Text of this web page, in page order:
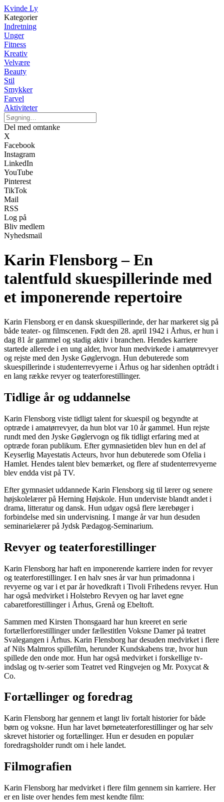
Kvinde Ly
Kategorier
Indretning
Unger
Fitness
Kreativ
Velvære
Beauty
Stil
Smykker
Farvel
Aktiviteter
Del med omtanke
X
Facebook
Instagram
LinkedIn
YouTube
Pinterest
TikTok
Mail
RSS
Log på
Bliv medlem
Nyhedsmail
Karin Flensborg – En
talentfuld skuespillerinde med
et imponerende repertoire
Karin Flensborg er en dansk skuespillerinde, der har markeret sig på
både teater- og filmscenen. Født den 28. april 1942 i Århus, er hun i
dag 81 år gammel og stadig aktiv i branchen. Hendes karriere
startede allerede i en ung alder, hvor hun medvirkede i amatørrevyer
og rejste med den Jyske Gøglervogn. Hun debuterede som
skuespillerinde i studenterrevyerne i Århus og har sidenhen optrådt i
en lang række revyer og teaterforestillinger.
Tidlige år og uddannelse
Karin Flensborg viste tidligt talent for skuespil og begyndte at
optræde i amatørrevyer, da hun blot var 10 år gammel. Hun rejste
rundt med den Jyske Gøglervogn og fik tidligt erfaring med at
optræde foran publikum. Efter gymnasietiden blev hun en del af
Keyserlig Mayestatis Acteurs, hvor hun debuterede som Ofelia i
Hamlet. Hendes talent blev bemærket, og flere af studenterrevyerne
blev endda vist på TV.
Efter gymnasiet uddannede Karin Flensborg sig til lærer og senere
højskolelærer på Herning Højskole. Hun underviste blandt andet i
drama, litteratur og dansk. Hun udgav også flere lærebøger i
forbindelse med sin undervisning. I mange år var hun desuden
seminarielærer på Jydsk Pædagog-Seminarium.
Revyer og teaterforestillinger
Karin Flensborg har haft en imponerende karriere inden for revyer
og teaterforestillinger. I en halv snes år var hun primadonna i
revyerne og var i et par år hovedkraft i Tivoli Frihedens revyer. Hun
har også medvirket i Holstebro Revyen og har lavet egne
cabaretforestillinger i Århus, Grenå og Ebeltoft.
Sammen med Kirsten Thonsgaard har hun kreeret en serie
fortællerforestillinger under fællestitlen Voksne Damer på teatret
Svalegangen i Århus. Karin Flensborg har desuden medvirket i flere
af Nils Malmros spillefilm, herunder Kundskabens træ, hvor hun
spillede den onde mor. Hun har også medvirket i forskellige tv-
indslag og tv-serier som Teatret ved Ringvejen og Mr. Poxycat &
Co.
Fortællinger og foredrag
Karin Flensborg har gennem et langt liv fortalt historier for både
børn og voksne. Hun har lavet børneteaterforestillinger og har selv
skrevet historier og fortællinger. Hun er desuden en populær
foredragsholder rundt om i hele landet.
Filmografien
Karin Flensborg har medvirket i flere film gennem sin karriere. Her
er en liste over hendes fem mest kendte film: